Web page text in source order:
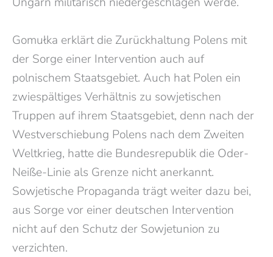
Gomułka erklärt die Zurückhaltung Polens mit
der Sorge einer Intervention auch auf
polnischem Staatsgebiet. Auch hat Polen ein
zwiespältiges Verhältnis zu sowjetischen
Truppen auf ihrem Staatsgebiet, denn nach der
Westverschiebung Polens nach dem Zweiten
Weltkrieg, hatte die Bundesrepublik die Oder-
Neiße-Linie als Grenze nicht anerkannt.
Sowjetische Propaganda trägt weiter dazu bei,
aus Sorge vor einer deutschen Intervention
nicht auf den Schutz der Sowjetunion zu
verzichten.